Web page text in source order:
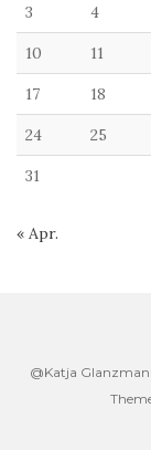
3 4
10 11
17 18
24 25
31
« Apr.
@Katja